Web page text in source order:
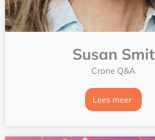
Susan Smit
Crone Q&A
Lees meer